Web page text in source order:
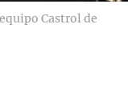
Castrol de